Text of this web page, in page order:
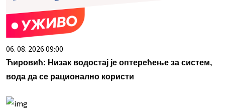
06. 08. 2026 09:00
Ћировић: Низак водостај је оптерећење за систем,
вода да се рационално користи